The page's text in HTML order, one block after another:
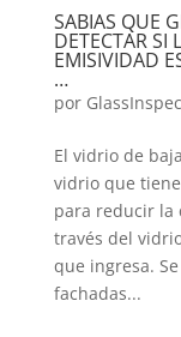
SABIAS QUE
DETECTAR SI
EMISIVIDAD
…
por
El vidrio de
vidrio que
para reducir la
través del
que ingresa.
fachadas...